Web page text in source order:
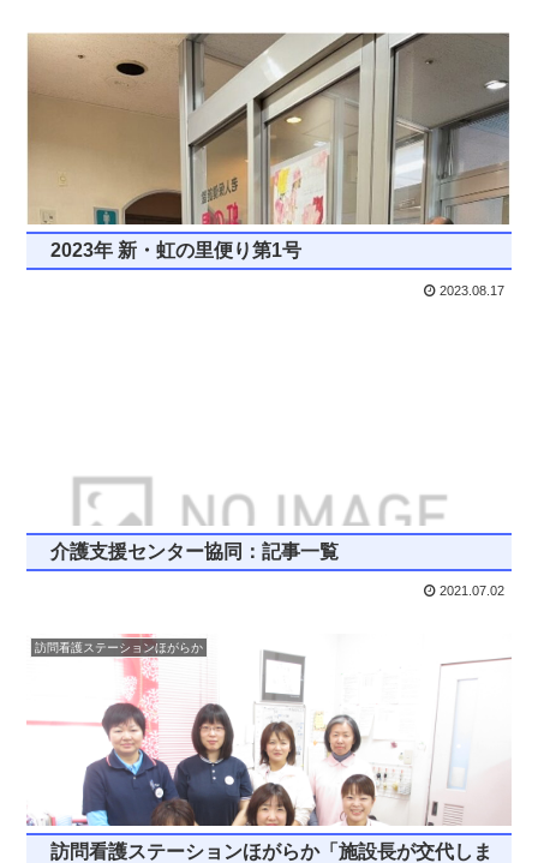
2023年 新・虹の里便り第1号
2023.08.17
介護支援センター協同：記事一覧
2021.07.02
訪問看護ステーションほがらか
訪問看護ステーションほがらか「施設長が交代しま